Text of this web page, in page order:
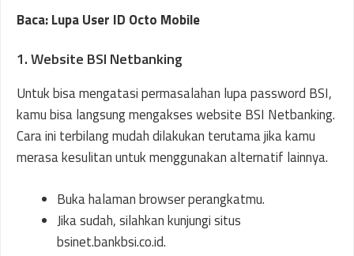
Baca: Lupa User ID Octo Mobile
1. Website BSI Netbanking
Untuk bisa mengatasi permasalahan lupa password BSI,
kamu bisa langsung mengakses website BSI Netbanking.
Cara ini terbilang mudah dilakukan terutama jika kamu
merasa kesulitan untuk menggunakan alternatif lainnya.
Buka halaman browser perangkatmu.
Jika sudah, silahkan kunjungi situs
bsinet.bankbsi.co.id.